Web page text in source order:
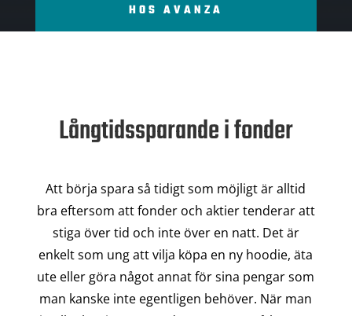
HOS AVANZA
Långtidssparande i fonder
Att börja spara så tidigt som möjligt är alltid
bra eftersom att fonder och aktier tenderar att
stiga över tid och inte över en natt. Det är
enkelt som ung att vilja köpa en ny hoodie, äta
ute eller göra något annat för sina pengar som
man kanske inte egentligen behöver. När man